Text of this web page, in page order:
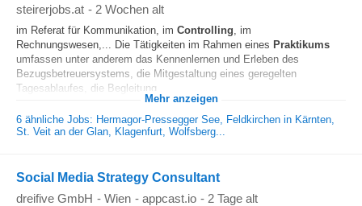
steirerjobs.at - 2 Wochen alt
im Referat für Kommunikation, im Controlling, im
Rechnungswesen,... Die Tätigkeiten im Rahmen eines Praktikums
umfassen unter anderem das Kennenlernen und Erleben des
Bezugsbetreuersystems, die Mitgestaltung eines geregelten
Tagesablaufes, die Begleitung...
Mehr anzeigen
6 ähnliche Jobs: Hermagor-Pressegger See, Feldkirchen in Kärnten,
St. Veit an der Glan, Klagenfurt, Wolfsberg...
Social Media Strategy Consultant
dreifive GmbH - Wien - appcast.io - 2 Tage alt